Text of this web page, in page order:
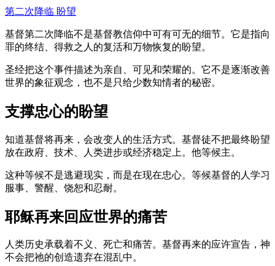
第二次降临 盼望
基督第二次降临不是基督教信仰中可有可无的细节。它是指向
罪的终结、得救之人的复活和万物恢复的盼望。
圣经把这个事件描述为亲自、可见和荣耀的。它不是逐渐改善
世界的象征观念，也不是只给少数知情者的秘密。
支撑忠心的盼望
知道基督将再来，会改变人的生活方式。基督徒不把最终盼望
放在政府、技术、人类进步或经济稳定上。他等候主。
这种等候不是逃避现实，而是在现在忠心。等候基督的人学习
服事、警醒、饶恕和忍耐。
耶稣再来回应世界的痛苦
人类历史承载着不义、死亡和痛苦。基督再来的应许宣告，神
不会把祂的创造遗弃在混乱中。